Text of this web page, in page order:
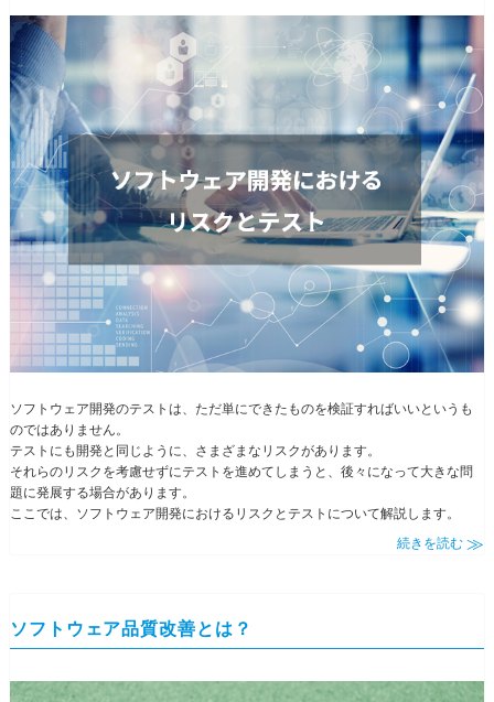
ソフトウェア開発のテストは、ただ単にできたものを検証すればいいというも
のではありません。
テストにも開発と同じように、さまざまなリスクがあります。
それらのリスクを考慮せずにテストを進めてしまうと、後々になって大きな問
題に発展する場合があります。
ここでは、ソフトウェア開発におけるリスクとテストについて解説します。
続きを読む
ソフトウェア品質改善とは？